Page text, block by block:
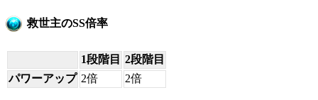
救世主のSS倍率
1段階目 2段階目
パワーアップ 2倍 2倍